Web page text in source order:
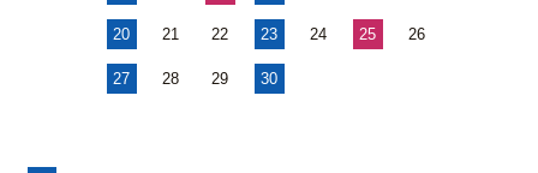
20 21 22 23 24 25 26
27 28 29 30